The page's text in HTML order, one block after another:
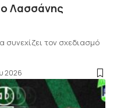
Λασσάνης
τον σχεδιασμό
2026